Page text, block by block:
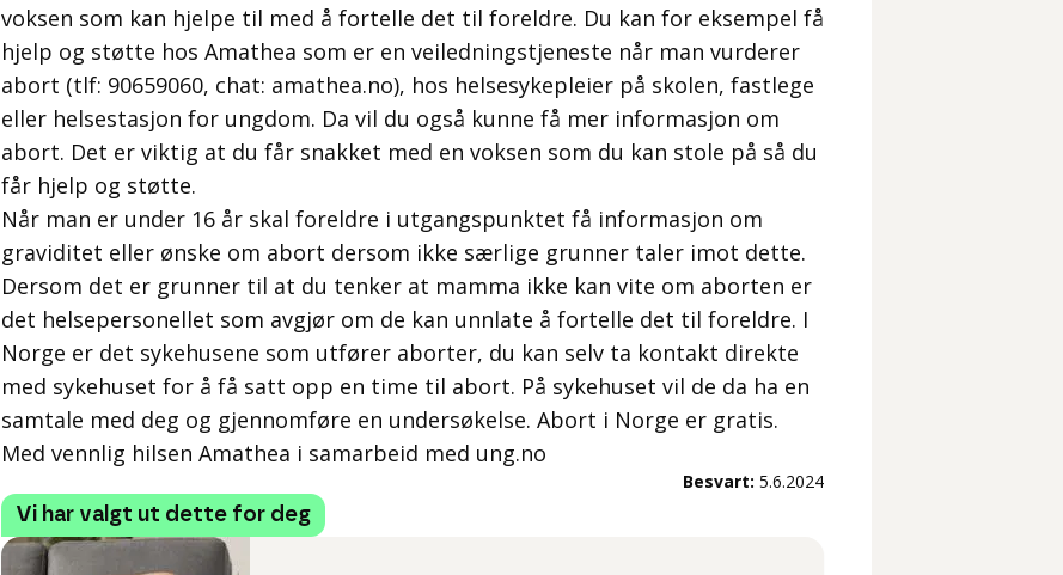
voksen som kan hjelpe til med å fortelle det til foreldre. Du kan for eksempel få
hjelp og støtte hos Amathea som er en veiledningstjeneste når man vurderer
abort (tlf: 90659060, chat: amathea.no), hos helsesykepleier på skolen, fastlege
eller helsestasjon for ungdom. Da vil du også kunne få mer informasjon om
abort. Det er viktig at du får snakket med en voksen som du kan stole på så du
får hjelp og støtte.
Når man er under 16 år skal foreldre i utgangspunktet få informasjon om
graviditet eller ønske om abort dersom ikke særlige grunner taler imot dette.
Dersom det er grunner til at du tenker at mamma ikke kan vite om aborten er
det helsepersonellet som avgjør om de kan unnlate å fortelle det til foreldre. I
Norge er det sykehusene som utfører aborter, du kan selv ta kontakt direkte
med sykehuset for å få satt opp en time til abort. På sykehuset vil de da ha en
samtale med deg og gjennomføre en undersøkelse. Abort i Norge er gratis.
Med vennlig hilsen Amathea i samarbeid med ung.no
Besvart: 5.6.2024
Vi har valgt ut dette for deg